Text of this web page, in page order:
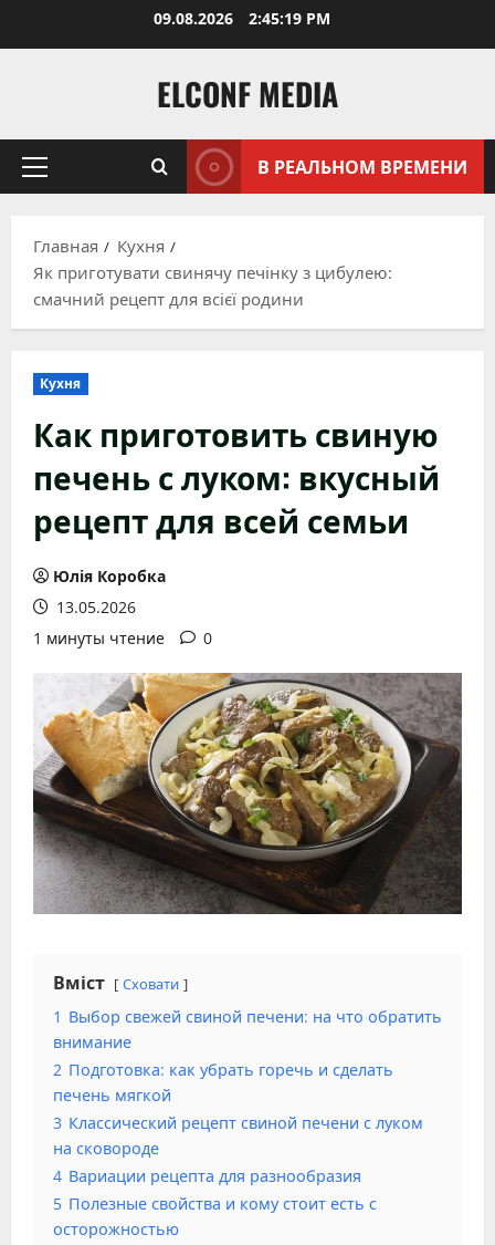
09.08.2026 2:45:20 PM
ELCONF MEDIA
Основное
В РЕАЛЬНОМ ВРЕМЕНИ
Главная
Кухня
Як приготувати свинячу печінку з цибулею:
смачний рецепт для всієї родини
Кухня
Как приготовить свиную
печень с луком: вкусный
рецепт для всей семьи
Юлія Коробка
13.05.2026
1 минуты чтение
0
Вміст Сховати
1 Выбор свежей свиной печени: на что обратить
внимание
2 Подготовка: как убрать горечь и сделать
печень мягкой
3 Классический рецепт свиной печени с луком
на сковороде
4 Вариации рецепта для разнообразия
5 Полезные свойства и кому стоит есть с
осторожностью